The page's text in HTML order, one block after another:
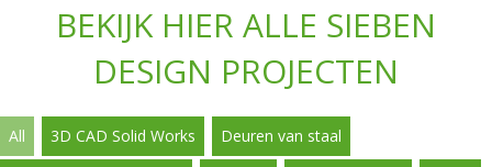
BEKIJK HIER ALLE SIEBEN
DESIGN PROJECTEN
All 3D CAD Solid Works Deuren van staal